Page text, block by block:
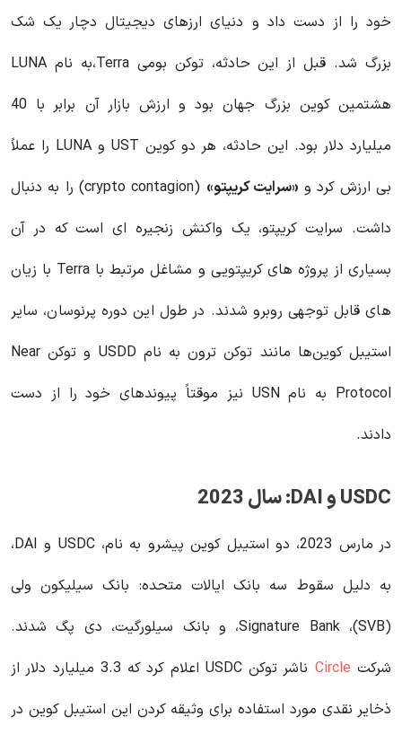
خود را از دست داد و دنیای ارزهای دیجیتال دچار یک شک
بزرگ شد. قبل از این حادثه، توکن بومی Terra،به نام LUNA
هشتمین کوین بزرگ جهان بود و ارزش بازار آن برابر با 40
میلیارد دلار بود. این حادثه، هر دو کوین UST و LUNA را عملاً
بی ارزش کرد و «سرایت کریپتو»
(crypto contagion) را به دنبال
داشت. سرایت کریپتو، یک واکنش زنجیره ای است که در آن
بسیاری از پروژه های کریپتویی و مشاغل مرتبط با Terra با زیان
های قابل توجهی روبرو شدند. در طول این دوره پرنوسان، سایر
استیبل کوین‌ها مانند توکن ترون به نام USDD و توکن Near
Protocol به نام USN نیز موقتاً پیوندهای خود را از دست
دادند.
USDC و DAI: سال 2023
در مارس 2023، دو استیبل کوین پیشرو به نام، USDC و DAI،
به دلیل سقوط سه بانک ایالات متحده: بانک سیلیکون ولی
(SVB)، Signature Bank، و بانک سیلورگیت، دی پگ شدند.
شرکت Circle
ناشر توکن USDC اعلام کرد که 3.3 میلیارد دلار از
ذخایر نقدی مورد استفاده برای وثیقه کردن این استیبل کوین در